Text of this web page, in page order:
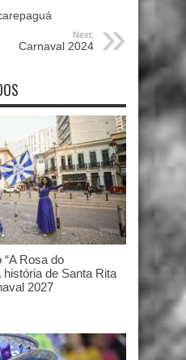
Next:
Carnaval 2024
“A Rosa do
de Santa Rita
2027